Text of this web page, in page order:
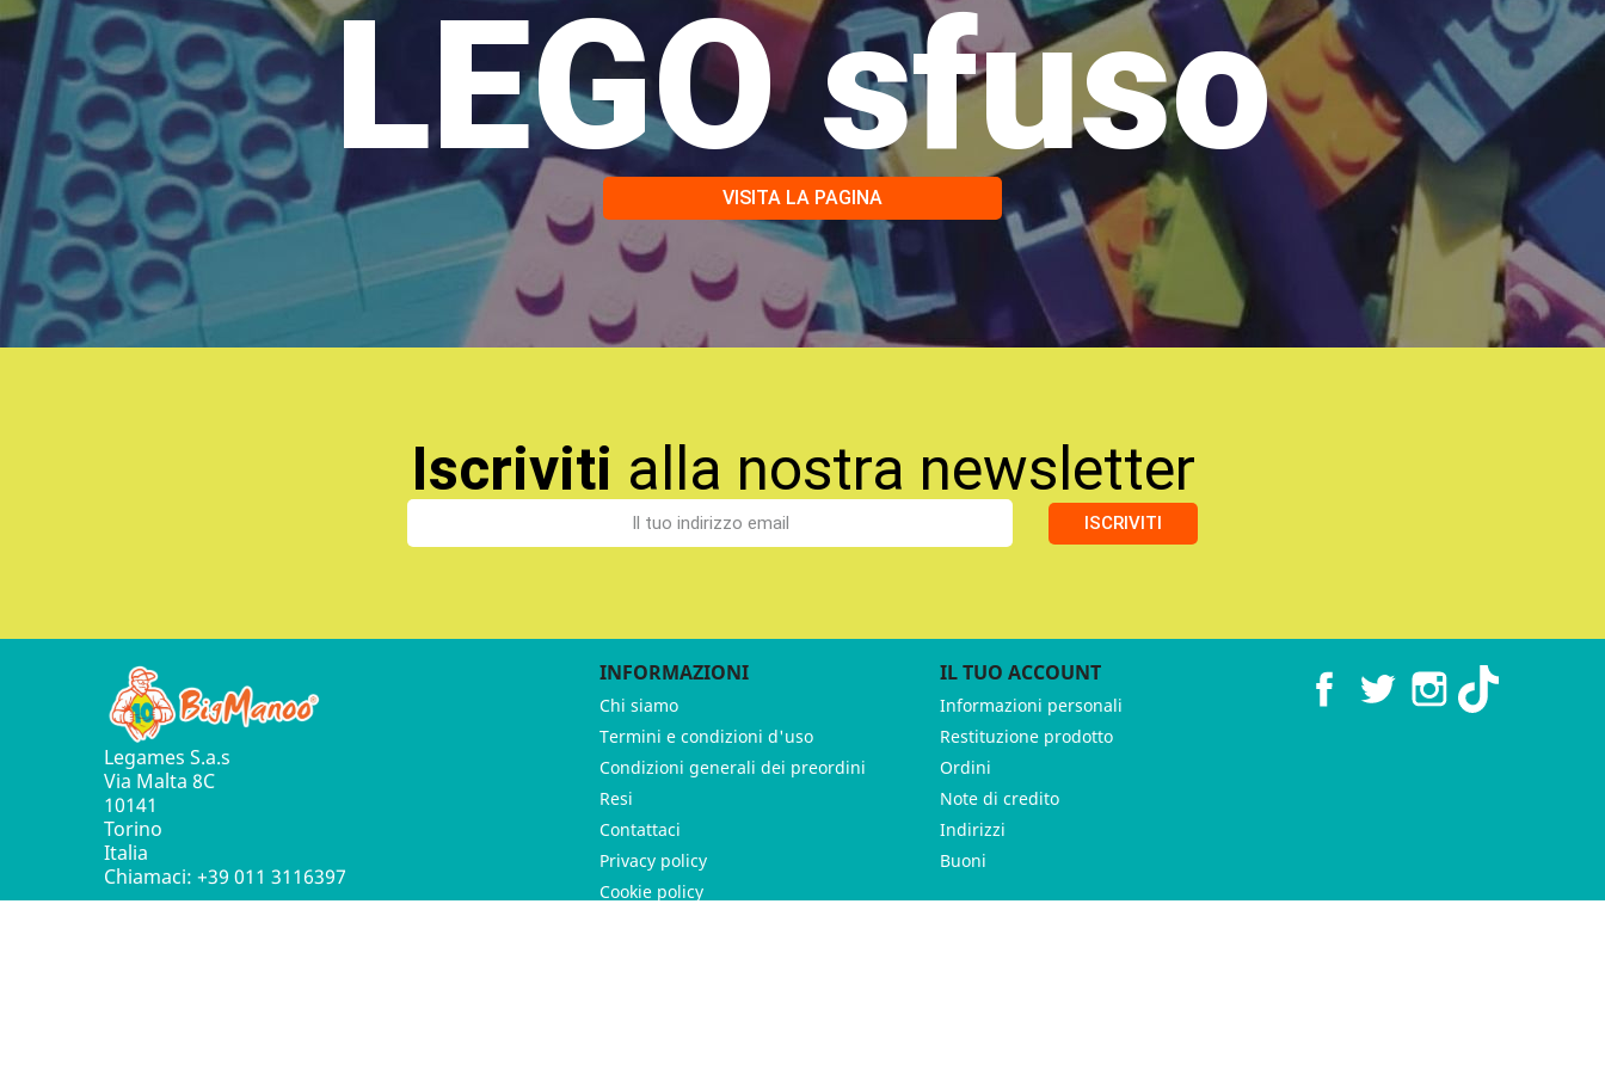
LEGO sfuso
VISITA LA PAGINA
Iscriviti alla nostra newsletter
ISCRIVITI
Legames S.a.s
Via Malta 8C
10141
Torino
Italia
Chiamaci: +39 011 3116397
INFORMAZIONI
Chi siamo
Termini e condizioni d'uso
Condizioni generali dei preordini
Resi
Contattaci
Privacy policy
Cookie policy
IL TUO ACCOUNT
Informazioni personali
Restituzione prodotto
Ordini
Note di credito
Indirizzi
Buoni
FacebookTwitter Instagram